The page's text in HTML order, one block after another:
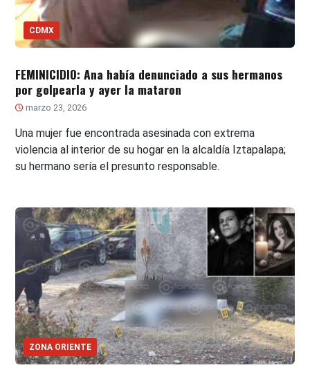
CDMX
FEMINICIDIO: Ana había denunciado a sus hermanos
por golpearla y ayer la mataron
marzo 23, 2026
Una mujer fue encontrada asesinada con extrema
violencia al interior de su hogar en la alcaldía Iztapalapa;
su hermano sería el presunto responsable.
ZONA ORIENTE